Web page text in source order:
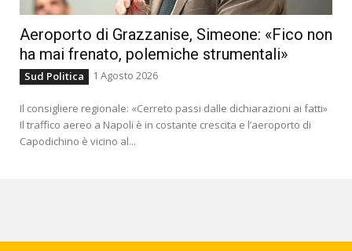
Aeroporto di Grazzanise, Simeone: «Fico non
ha mai frenato, polemiche strumentali»
Sud Politica 1 Agosto 2026
Il consigliere regionale: «Cerreto passi dalle dichiarazioni ai fatti»
Il traffico aereo a Napoli è in costante crescita e l’aeroporto di
Capodichino è vicino al...